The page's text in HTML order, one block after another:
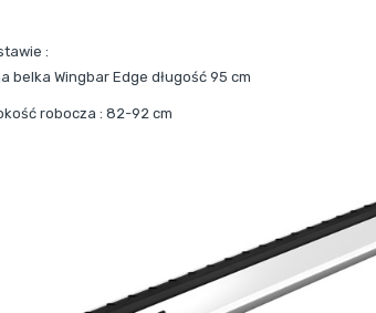
:
belka Wingbar Edge długość 95 cm
robocza : 82-92 cm